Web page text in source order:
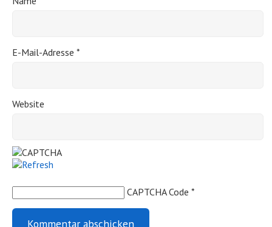
E-Mail-Adresse *
Website
CAPTCHA Code *